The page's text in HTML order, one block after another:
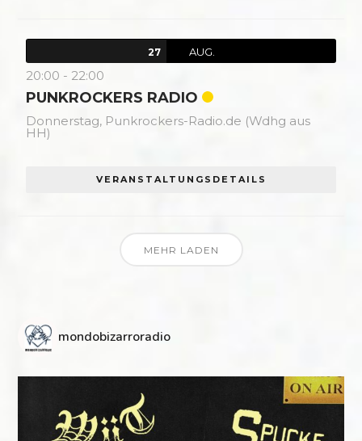
27 AUG.
20:00 - 22:00
PUNKROCKERS RADIO
Donnerstag, Punkrockers-Radio.de (Wdhg aus
HH)
VERANSTALTUNGSDETAILS
MEHR LADEN
mondobizarroradio